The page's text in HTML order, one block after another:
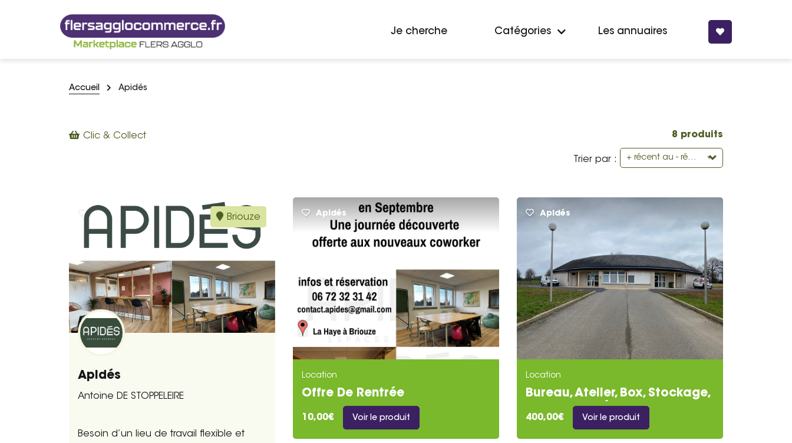
Je cherche Catégories Les annuaires
Accueil Apidés
Clic & Collect 8 produits
Trier par : + récent au - récent
Briouze
Apidés
Antoine DE STOPPELEIRE
Besoin d’un lieu de travail flexible et
Apidés
Location
Offre De Rentrée
10,00€ Voir le produit
Apidés
Location
Bureau, Atelier, Box, Stockage,
Fabrication, Â¦
400,00€ Voir le produit